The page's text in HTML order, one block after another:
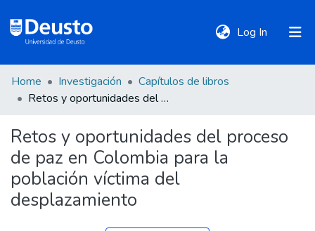
Log In (current)
DeustoTeka
Communities
&
Collections
Home Investigación
Capítulos de libros
Retos y oportunidades del proceso de paz en Colombia para la población víctima del desplazamiento
Retos y oportunidades del proceso
de paz en Colombia para la
población víctima del
desplazamiento